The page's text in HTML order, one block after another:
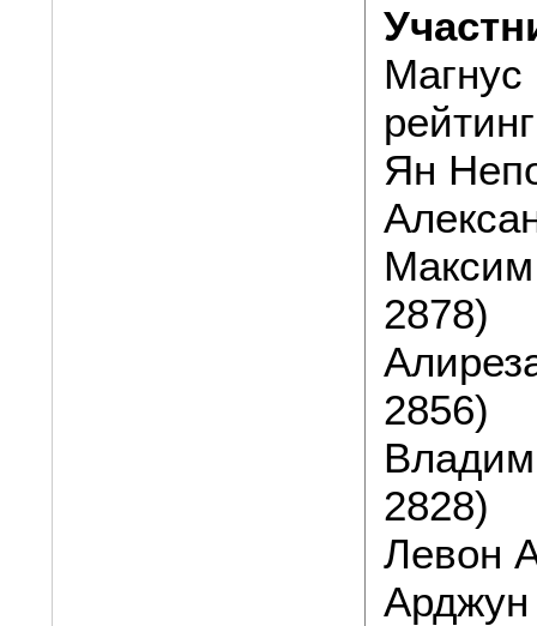
Магнус
Ян
2878)
2856)
2828)
Левон